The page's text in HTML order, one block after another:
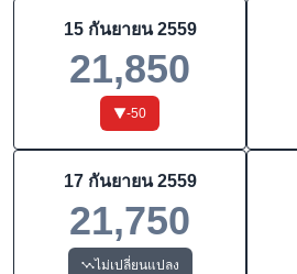
15 กันยายน 2559
21,850
-50
17 กันยายน 2559
21,750
ไม่เปลี่ยนแปลง